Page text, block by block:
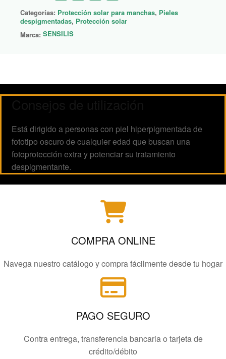
Categorías: Protección solar para manchas, Pieles
despigmentadas, Protección solar
Marca: SENSILIS
Está dirigido a personas con piel hiperpigmentada de
fototipo oscuro de cualquier edad que buscan una
fotoprotección extra y potenciar su tratamiento
despigmentante.
COMPRA ONLINE
Navega nuestro catálogo y compra fácilmente desde tu hogar
PAGO SEGURO
Contra entrega, transferencia bancaria o tarjeta de
crédito/débito